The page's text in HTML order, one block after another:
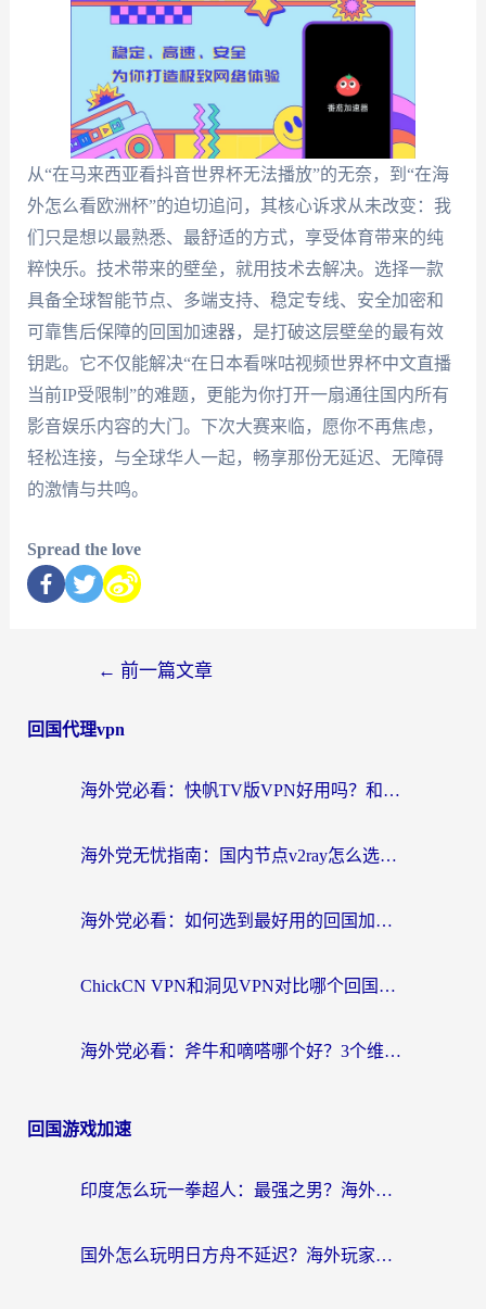
从“在马来西亚看抖音世界杯无法播放”的无奈，到“在海
外怎么看欧洲杯”的迫切追问，其核心诉求从未改变：我
们只是想以最熟悉、最舒适的方式，享受体育带来的纯
粹快乐。技术带来的壁垒，就用技术去解决。选择一款
具备全球智能节点、多端支持、稳定专线、安全加密和
可靠售后保障的回国加速器，是打破这层壁垒的最有效
钥匙。它不仅能解决“在日本看咪咕视频世界杯中文直播
当前IP受限制”的难题，更能为你打开一扇通往国内所有
影音娱乐内容的大门。下次大赛来临，愿你不再焦虑，
轻松连接，与全球华人一起，畅享那份无延迟、无障碍
的激情与共鸣。
Spread the love
← 前一篇文章
回国代理vpn
海外党必看：快帆TV版VPN好用吗？和快游VPN对比哪个回国效果更好？附实用避坑指南
海外党无忧指南：国内节点v2ray怎么选？一键回国VPN+多场景实测帮你避坑
海外党必看：如何选到最好用的回国加速器？从节点到售后的全维度指南
ChickCN VPN和洞见VPN对比哪个回国效果更好？海外党亲测3款加速器+避坑指南
海外党必看：斧牛和嘀嗒哪个好？3个维度教你选对回国加速器
回国游戏加速
印度怎么玩一拳超人：最强之男？海外党国服游戏加速避坑指南
国外怎么玩明日方舟不延迟？海外玩家国服游戏加速终极指南（附DNF梦幻诛仙解决方案）